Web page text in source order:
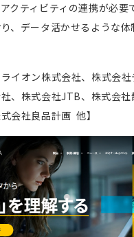
クティビティの連携が必
、データ活かせるような
ライオン株式会社、株式会
、株式会社JTB、株式会
会社良品計画 他】